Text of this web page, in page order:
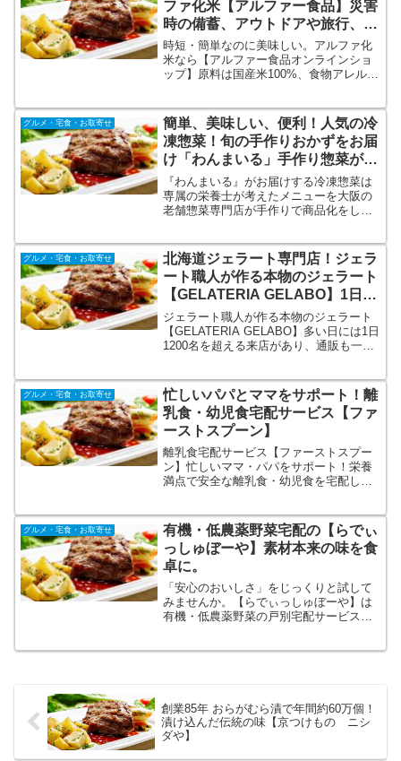
ファ化米【アルファー食品】災害
時の備蓄、アウトドアや旅行、普
段使いにも！
時短・簡単なのに美味しい。アルファ化
米なら【アルファー食品オンラインショ
ップ】原料は国産米100%、食物アレルギ
しやすいコンパクトパッケージ。非常時
以外にアウトドアや旅行中の食事にも！
種類も豊富が嬉しい♪
グルメ・宅食・お取寄せ
簡単、美味しい、便利！人気の冷
凍惣菜！旬の手作りおかずをお届
け「わんまいる」手作り惣菜が1
品ごとに個包装されて便利！
『わんまいる』がお届けする冷凍惣菜は
専属の栄養士が考えたメニューを大阪の
老舗惣菜専門店が手作りで商品化をして
を使わず出来立てをそのまま冷凍してい
るので解凍するだけで出来立ての美味し
さを楽しめます。
グルメ・宅食・お取寄せ
北海道ジェラート専門店！ジェラ
ート職人が作る本物のジェラート
【GELATERIA GELABO】1日
1200名を超える人気店！
ジェラート職人が作る本物のジェラート
【GELATERIA GELABO】多い日には1日
1200名を超える来店があり、通販も一時
は使わず旬のフルーツを１つ１つ職人が
皮を剥くところから作るジェラートはと
ても濃厚な味わい。
グルメ・宅食・お取寄せ
忙しいパパとママをサポート！離
乳食・幼児食宅配サービス【ファ
ーストスプーン】
離乳食宅配サービス【ファーストスプー
ン】忙しいママ・パパをサポート！栄養
満点で安全な離乳食・幼児食を宅配しま
した国産食材を使用。レンジアップ解凍
なので簡単。箱のデザインが可愛い。ギ
フトにも使えます。
グルメ・宅食・お取寄せ
有機・低農薬野菜宅配の【らでぃ
っしゅぼーや】素材本来の味を食
卓に。
「安心のおいしさ」をじっくりと試して
みませんか。【らでぃっしゅぼーや】は
有機・低農薬野菜の戸別宅配サービスを
創業85年 おらがむら漬で年間約60万個！
漬け込んだ伝統の味【京つけもの ニシ
ダや】